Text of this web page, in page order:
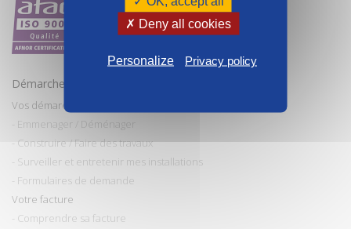
Démarches et conseils
Vos démarches
- Emmenager / Déménager
- Construire / Faire des travaux
- Surveiller et entretenir mes installations
- Formulaires de demande
Votre facture
- Comprendre sa facture
✗ Deny all cookies
Personalize Privacy policy